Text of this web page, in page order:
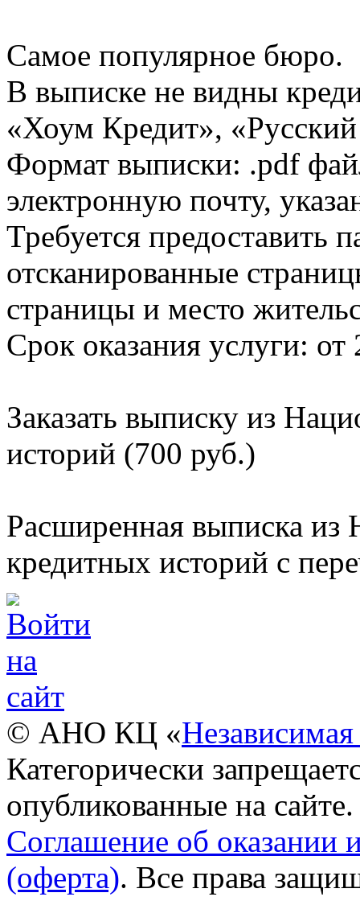
Самое популярное бюро.
В выписке не видны
«Хоум Кредит»,
Формат выписки: .pdf
электронную почту,
Требуется предоставить
отсканированные
страницы и место
Срок оказания услуги: от
Заказать выписку из
историй (700 руб.)
Расширенная выписка из
кредитных историй с
© АНО КЦ «Независимая
Категорически
опубликованные на сайте.
Соглашение об оказании
(оферта). Все права